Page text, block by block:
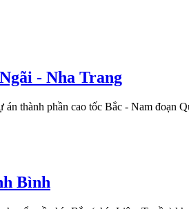
- Nha Trang
thành phần cao tốc Bắc - Nam đoạn
Bình